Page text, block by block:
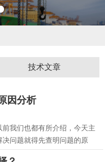
技术文章
因分析
我们也都有所介绍，今天主
问题就得先查明问题的原